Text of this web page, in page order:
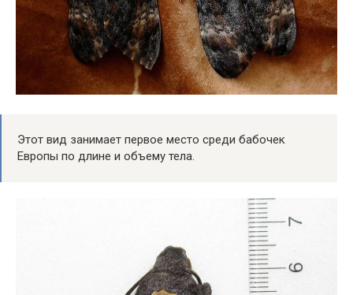
Этот вид занимает первое место среди бабочек
Европы по длине и объему тела.